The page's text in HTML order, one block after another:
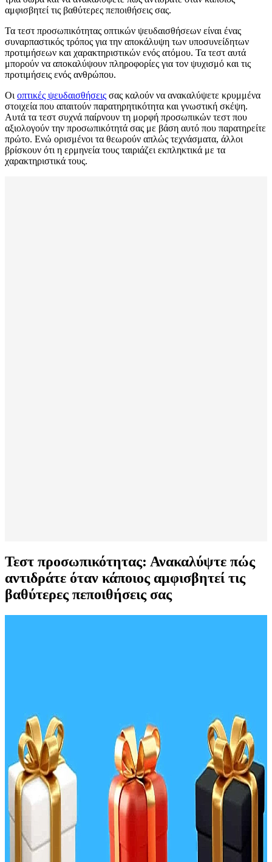
αμφισβητεί τις βαθύτερες πεποιθήσεις σας.
Τα τεστ προσωπικότητας οπτικών ψευδαισθήσεων είναι ένας
συναρπαστικός τρόπος για την αποκάλυψη των υποσυνείδητων
προτιμήσεων και χαρακτηριστικών ενός ατόμου. Τα τεστ αυτά
μπορούν να αποκαλύψουν πληροφορίες για τον ψυχισμό και τις
προτιμήσεις ενός ανθρώπου.
Οι οπτικές ψευδαισθήσεις σας καλούν να ανακαλύψετε κρυμμένα
στοιχεία που απαιτούν παρατηρητικότητα και γνωστική σκέψη.
Αυτά τα τεστ συχνά παίρνουν τη μορφή προσωπικών τεστ που
αξιολογούν την προσωπικότητά σας με βάση αυτό που παρατηρείτε
πρώτο. Ενώ ορισμένοι τα θεωρούν απλώς τεχνάσματα, άλλοι
βρίσκουν ότι η ερμηνεία τους ταιριάζει εκπληκτικά με τα
χαρακτηριστικά τους.
Τεστ προσωπικότητας: Ανακαλύψτε πώς
αντιδράτε όταν κάποιος αμφισβητεί τις
βαθύτερες πεποιθήσεις σας